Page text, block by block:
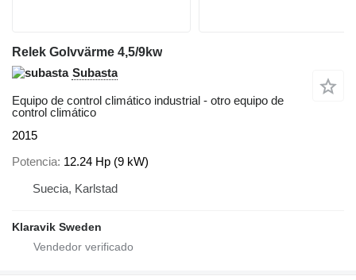
Relek Golvvärme 4,5/9kw
Subasta
Equipo de control climático industrial - otro equipo de
control climático
2015
Potencia 12.24 Hp (9 kW)
Suecia, Karlstad
Klaravik Sweden